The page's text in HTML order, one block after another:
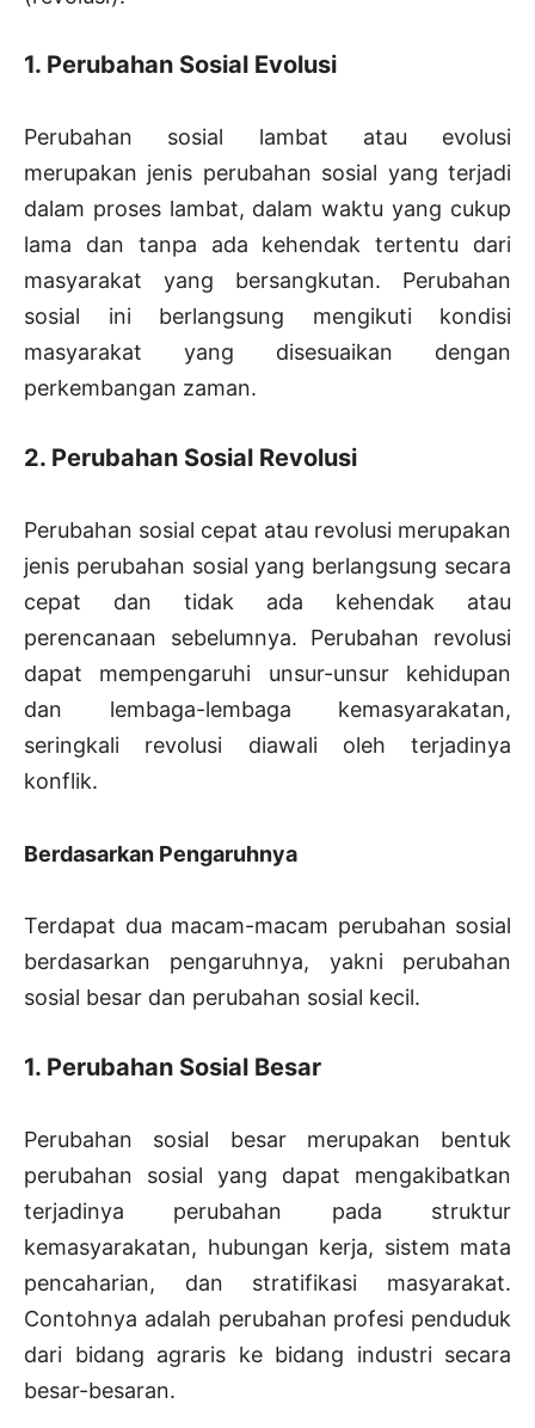
1. Perubahan Sosial Evolusi
Perubahan sosial lambat atau evolusi
merupakan jenis perubahan sosial yang terjadi
dalam proses lambat, dalam waktu yang cukup
lama dan tanpa ada kehendak tertentu dari
masyarakat yang bersangkutan. Perubahan
sosial ini berlangsung mengikuti kondisi
masyarakat yang disesuaikan dengan
perkembangan zaman.
2. Perubahan Sosial Revolusi
Perubahan sosial cepat atau revolusi merupakan
jenis perubahan sosial yang berlangsung secara
cepat dan tidak ada kehendak atau
perencanaan sebelumnya. Perubahan revolusi
dapat mempengaruhi unsur-unsur kehidupan
dan lembaga-lembaga kemasyarakatan,
seringkali revolusi diawali oleh terjadinya
konflik.
Berdasarkan Pengaruhnya
Terdapat dua macam-macam perubahan sosial
berdasarkan pengaruhnya, yakni perubahan
sosial besar dan perubahan sosial kecil.
1. Perubahan Sosial Besar
Perubahan sosial besar merupakan bentuk
perubahan sosial yang dapat mengakibatkan
terjadinya perubahan pada struktur
kemasyarakatan, hubungan kerja, sistem mata
pencaharian, dan stratifikasi masyarakat.
Contohnya adalah perubahan profesi penduduk
dari bidang agraris ke bidang industri secara
besar-besaran.